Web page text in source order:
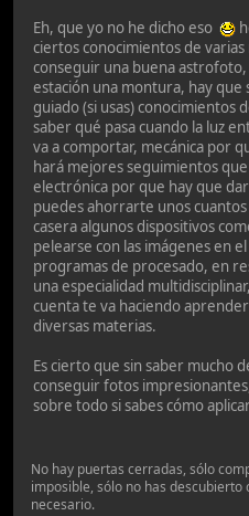
Eh, que yo no he dicho eso
ciertos conocimientos de varias
conseguir una buena
estación una montura, hay
guiado (si usas) conocimientos
saber qué pasa cuando la luz
va a comportar, mecánica por
hará mejores seguimientos
electrónica por que hay que
puedes ahorrarte unos
casera algunos dispositivos
pelearse con las imágenes en
programas de procesado, en
una especialidad
cuenta te va haciendo
diversas materias.
Es cierto que sin saber mucho
conseguir fotos
sobre todo si sabes cómo
No hay puertas cerradas, sólo
imposible, sólo no has
necesario.